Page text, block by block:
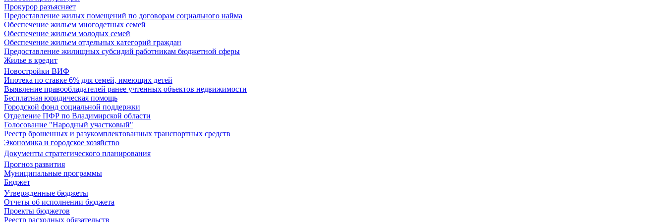
Прокурор разъясняет
Предоставление жилых помещений по договорам социального найма
Обеспечение жильем многодетных семей
Обеспечение жильем молодых семей
Обеспечение жильем отдельных категорий граждан
Предоставление жилищных субсидий работникам бюджетной сферы
Жилье в кредит
Новостройки ВИФ
Ипотека по ставке 6% для семей, имеющих детей
Выявление правообладателей ранее учтенных объектов недвижимости
Бесплатная юридическая помощь
Городской фонд социальной поддержки
Отделение ПФР по Владимирской области
Голосование "Народный участковый"
Реестр брошенных и разукомплектованных транспортных средств
Экономика и городское хозяйство
Документы стратегического планирования
Прогноз развития
Муниципальные программы
Бюджет
Утвержденные бюджеты
Отчеты об исполнении бюджета
Проекты бюджетов
Реестр расходных обязательств